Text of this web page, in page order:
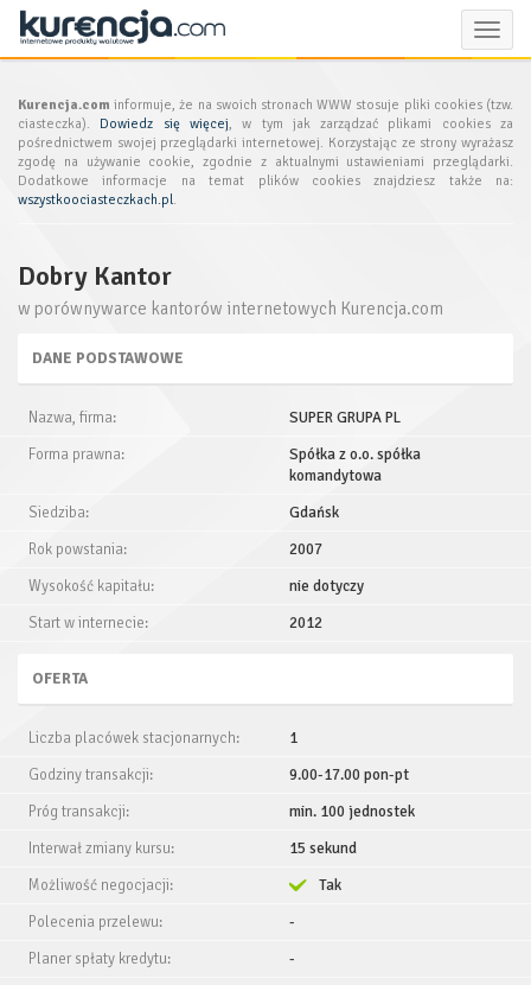
Toggle
Kurencja.com informuje, że na swoich stronach WWW stosuje pliki cookies (tzw.
ciasteczka). Dowiedz się więcej, w tym jak zarządzać plikami cookies za
pośrednictwem swojej przeglądarki internetowej. Korzystając ze strony wyrażasz
zgodę na używanie cookie, zgodnie z aktualnymi ustawieniami przeglądarki.
Dodatkowe informacje na temat plików cookies znajdziesz także na:
wszystkoociasteczkach.pl.
Dobry Kantor
w porównywarce kantorów internetowych Kurencja.com
DANE PODSTAWOWE
Nazwa, firma:
SUPER GRUPA PL
Forma prawna:
Spółka z o.o. spółka
komandytowa
Siedziba:
Gdańsk
Rok powstania:
2007
Wysokość kapitału:
nie dotyczy
Start w internecie:
2012
OFERTA
Liczba placówek stacjonarnych:
1
Godziny transakcji:
9.00-17.00 pon-pt
Próg transakcji:
min. 100 jednostek
Interwał zmiany kursu:
15 sekund
Możliwość negocjacji:
Tak
Polecenia przelewu:
-
Planer spłaty kredytu:
-